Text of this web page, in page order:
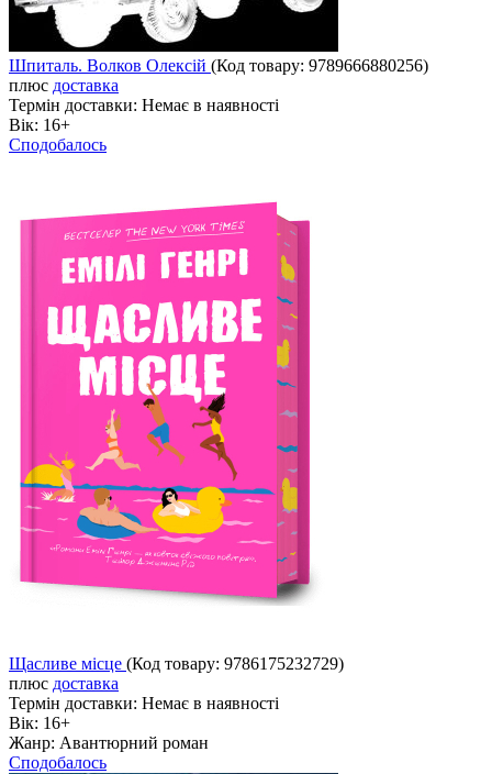
Шпиталь. Волков Олексій (Код товару: 9789666880256)
плюс доставка
Термін доставки: Немає в наявності
Вік: 16+
Сподобалось
Щасливе місце (Код товару: 9786175232729)
плюс доставка
Термін доставки: Немає в наявності
Вік: 16+
Жанр: Авантюрний роман
Сподобалось